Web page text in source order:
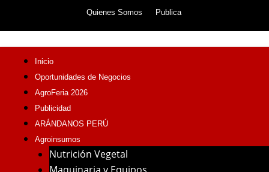
Quienes Somos Publica
Inicio
Oportunidades de Negocios
AgroFeria 2026
Publicidad
ARÁNDANOS PERÚ
Agroinsumos
Nutrición Vegetal